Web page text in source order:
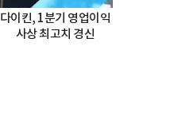
다이킨, 1분기 영업이익
사상 최고치 경신